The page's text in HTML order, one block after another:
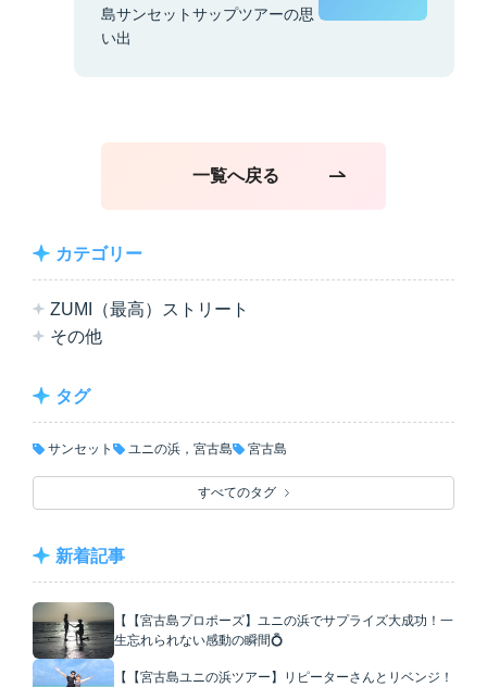
島サンセットサップツアーの思
い出
一覧へ戻る
カテゴリー
ZUMI（最高）ストリート
その他
タグ
サンセット ユニの浜，宮古島 宮古島
すべてのタグ
新着記事
【【宮古島プロポーズ】ユニの浜でサプライズ大成功！一
生忘れられない感動の瞬間💍
【【宮古島ユニの浜ツアー】リピーターさんとリベンジ！